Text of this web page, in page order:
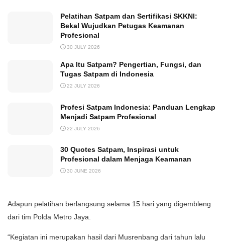
Pelatihan Satpam dan Sertifikasi SKKNI:
Bekal Wujudkan Petugas Keamanan
Profesional
30 JULY 2026
Apa Itu Satpam? Pengertian, Fungsi, dan
Tugas Satpam di Indonesia
22 JULY 2026
Profesi Satpam Indonesia: Panduan Lengkap
Menjadi Satpam Profesional
22 JULY 2026
30 Quotes Satpam, Inspirasi untuk
Profesional dalam Menjaga Keamanan
30 JUNE 2026
Adapun pelatihan berlangsung selama 15 hari yang digembleng
dari tim Polda Metro Jaya.
“Kegiatan ini merupakan hasil dari Musrenbang dari tahun lalu